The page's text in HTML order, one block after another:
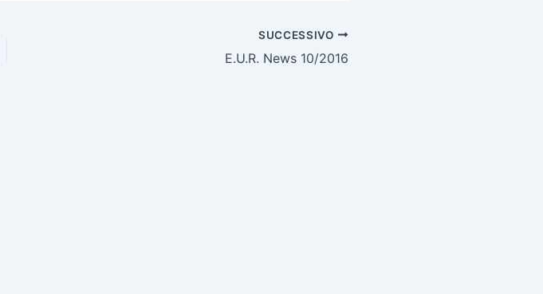
SUCCESSIVO
E.U.R. News 10/2016